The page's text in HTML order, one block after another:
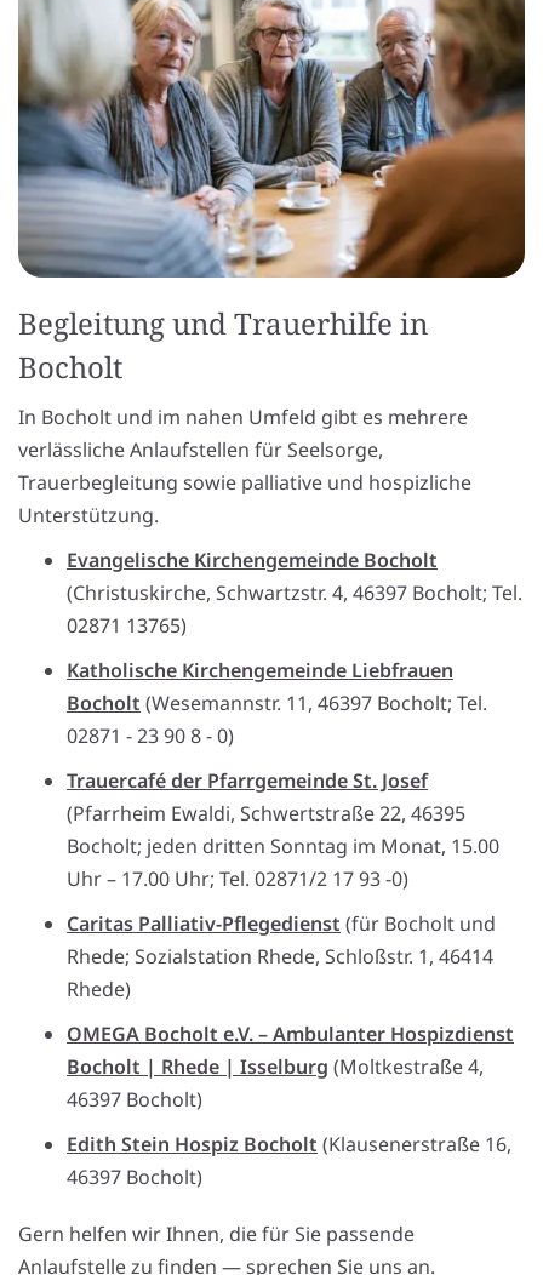
Begleitung und Trauerhilfe in
Bocholt
In Bocholt und im nahen Umfeld gibt es mehrere
verlässliche Anlaufstellen für Seelsorge,
Trauerbegleitung sowie palliative und hospizliche
Unterstützung.
Evangelische Kirchengemeinde Bocholt
(Christuskirche, Schwartzstr. 4, 46397 Bocholt; Tel.
02871 13765)
Katholische Kirchengemeinde Liebfrauen
Bocholt (Wesemannstr. 11, 46397 Bocholt; Tel.
02871 - 23 90 8 - 0)
Trauercafé der Pfarrgemeinde St. Josef
(Pfarrheim Ewaldi, Schwertstraße 22, 46395
Bocholt; jeden dritten Sonntag im Monat, 15.00
Uhr – 17.00 Uhr; Tel. 02871/2 17 93 -0)
Caritas Palliativ-Pflegedienst (für Bocholt und
Rhede; Sozialstation Rhede, Schloßstr. 1, 46414
Rhede)
OMEGA Bocholt e.V. – Ambulanter Hospizdienst
Bocholt | Rhede | Isselburg (Moltkestraße 4,
46397 Bocholt)
Edith Stein Hospiz Bocholt (Klausenerstraße 16,
46397 Bocholt)
Gern helfen wir Ihnen, die für Sie passende
Anlaufstelle zu finden — sprechen Sie uns an.